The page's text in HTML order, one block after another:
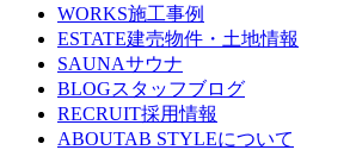
WORKS施工事例
ESTATE建売物件・土地情報
SAUNAサウナ
BLOGスタッフブログ
RECRUIT採用情報
ABOUTAB STYLEについて